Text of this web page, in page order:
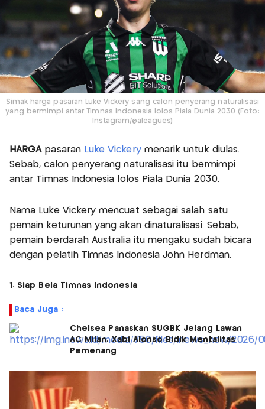
Simak harga pasaran Luke Vickery sang calon penyerang naturalisasi
yang bermimpi antar Timnas Indonesia lolos Piala Dunia 2030 (Foto:
Instagram/@aleagues)
HARGApasaran Luke Vickerymenarik untuk diulas.
Sebab, calon penyerang naturalisasi itu bermimpi
antar Timnas Indonesia lolos Piala Dunia 2030.
Nama Luke Vickery mencuat sebagai salah satu
pemain keturunan yang akan dinaturalisasi. Sebab,
pemain berdarah Australia itu mengaku sudah bicara
dengan pelatih Timnas Indonesia John Herdman.
1. Siap Bela Timnas Indonesia
Baca Juga :
Chelsea Panaskan SUGBK Jelang Lawan
AC Milan, Xabi Alonso Bidik Mentalitas
Pemenang